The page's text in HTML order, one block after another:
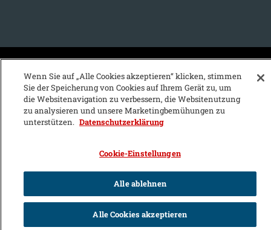
KFZ-Stichwortvereichnis:
A B C D E F G H I
K
L M N O P Q R S
Wenn Sie auf „Alle Cookies akzeptieren“ klicken, stimmen
Sie der Speicherung von Cookies auf Ihrem Gerät zu, um
die Websitenavigation zu verbessern, die Websitenutzung
zu analysieren und unsere Marketingbemühungen zu
unterstützen. Datenschutzerklärung
Cookie-Einstellungen
Alle ablehnen
Alle Cookies akzeptieren